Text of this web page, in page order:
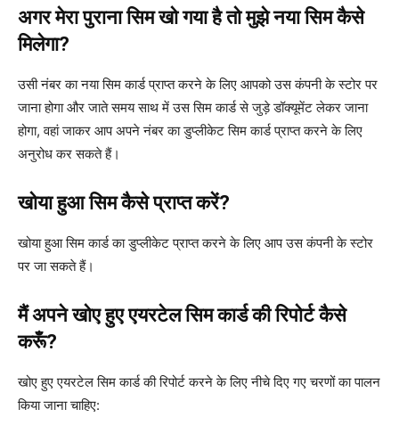
अगर मेरा पुराना सिम खो गया है तो मुझे नया सिम कैसे
मिलेगा?
उसी नंबर का नया सिम कार्ड प्राप्त करने के लिए आपको उस कंपनी के स्टोर पर
जाना होगा और जाते समय साथ में उस सिम कार्ड से जुड़े डॉक्यूमेंट लेकर जाना
होगा, वहां जाकर आप अपने नंबर का डुप्लीकेट सिम कार्ड प्राप्त करने के लिए
अनुरोध कर सकते हैं।
खोया हुआ सिम कैसे प्राप्त करें?
खोया हुआ सिम कार्ड का डुप्लीकेट प्राप्त करने के लिए आप उस कंपनी के स्टोर
पर जा सकते हैं।
मैं अपने खोए हुए एयरटेल सिम कार्ड की रिपोर्ट कैसे
करूँ?
खोए हुए एयरटेल सिम कार्ड की रिपोर्ट करने के लिए नीचे दिए गए चरणों का पालन
किया जाना चाहिए: